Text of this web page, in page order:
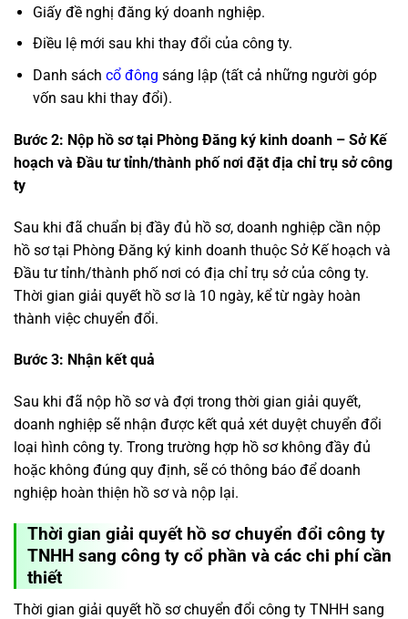
Giấy đề nghị đăng ký doanh nghiệp.
Điều lệ mới sau khi thay đổi của công ty.
Danh sách cổ đông sáng lập (tất cả những người góp
vốn sau khi thay đổi).
Bước 2: Nộp hồ sơ tại Phòng Đăng ký kinh doanh – Sở Kế
hoạch và Đầu tư tỉnh/thành phố nơi đặt địa chỉ trụ sở công
ty
Sau khi đã chuẩn bị đầy đủ hồ sơ, doanh nghiệp cần nộp
hồ sơ tại Phòng Đăng ký kinh doanh thuộc Sở Kế hoạch và
Đầu tư tỉnh/thành phố nơi có địa chỉ trụ sở của công ty.
Thời gian giải quyết hồ sơ là 10 ngày, kể từ ngày hoàn
thành việc chuyển đổi.
Bước 3: Nhận kết quả
Sau khi đã nộp hồ sơ và đợi trong thời gian giải quyết,
doanh nghiệp sẽ nhận được kết quả xét duyệt chuyển đổi
loại hình công ty. Trong trường hợp hồ sơ không đầy đủ
hoặc không đúng quy định, sẽ có thông báo để doanh
nghiệp hoàn thiện hồ sơ và nộp lại.
Thời gian giải quyết hồ sơ chuyển đổi công ty
TNHH sang công ty cổ phần và các chi phí cần
thiết
Thời gian giải quyết hồ sơ chuyển đổi công ty TNHH sang